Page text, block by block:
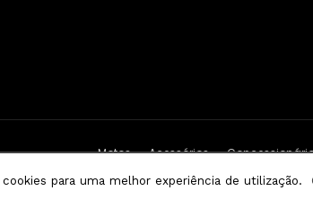
Motos Acessórios
para uma melhor experiência de utilização.